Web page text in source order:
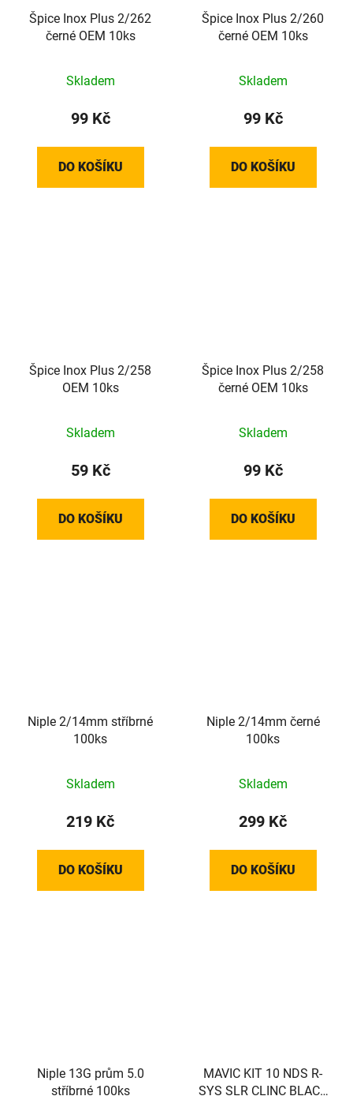
Špice Inox Plus 2/262
černé OEM 10ks
Skladem
99 Kč
DO KOŠÍKU
Špice Inox Plus 2/260
černé OEM 10ks
Skladem
99 Kč
DO KOŠÍKU
Špice Inox Plus 2/258
OEM 10ks
Skladem
59 Kč
DO KOŠÍKU
Špice Inox Plus 2/258
černé OEM 10ks
Skladem
99 Kč
DO KOŠÍKU
Niple 2/14mm stříbrné
100ks
Skladem
219 Kč
DO KOŠÍKU
Niple 2/14mm černé
100ks
Skladem
299 Kč
DO KOŠÍKU
Niple 13G prům 5.0
stříbrné 100ks
MAVIC KIT 10 NDS R-
SYS SLR CLINC BLACK